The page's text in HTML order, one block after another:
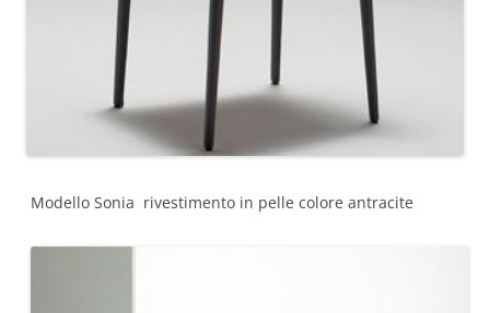
Modello Sonia rivestimento in pelle colore antracite